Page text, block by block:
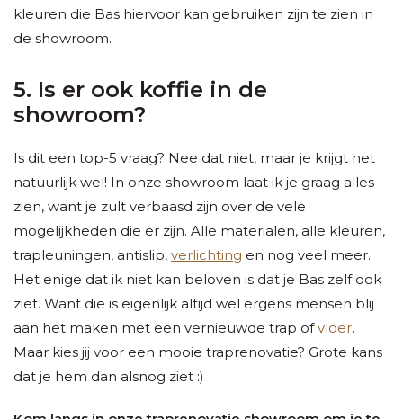
kleuren die Bas hiervoor kan gebruiken zijn te zien in
de showroom.
5. Is er ook koffie in de
showroom?
Is dit een top-5 vraag? Nee dat niet, maar je krijgt het
natuurlijk wel! In onze showroom laat ik je graag alles
zien, want je zult verbaasd zijn over de vele
mogelijkheden die er zijn. Alle materialen, alle kleuren,
trapleuningen, antislip, verlichting en nog veel meer.
Het enige dat ik niet kan beloven is dat je Bas zelf ook
ziet. Want die is eigenlijk altijd wel ergens mensen blij
aan het maken met een vernieuwde trap ofvloer.
Maar kies jij voor een mooie traprenovatie? Grote kans
dat je hem dan alsnog ziet :)